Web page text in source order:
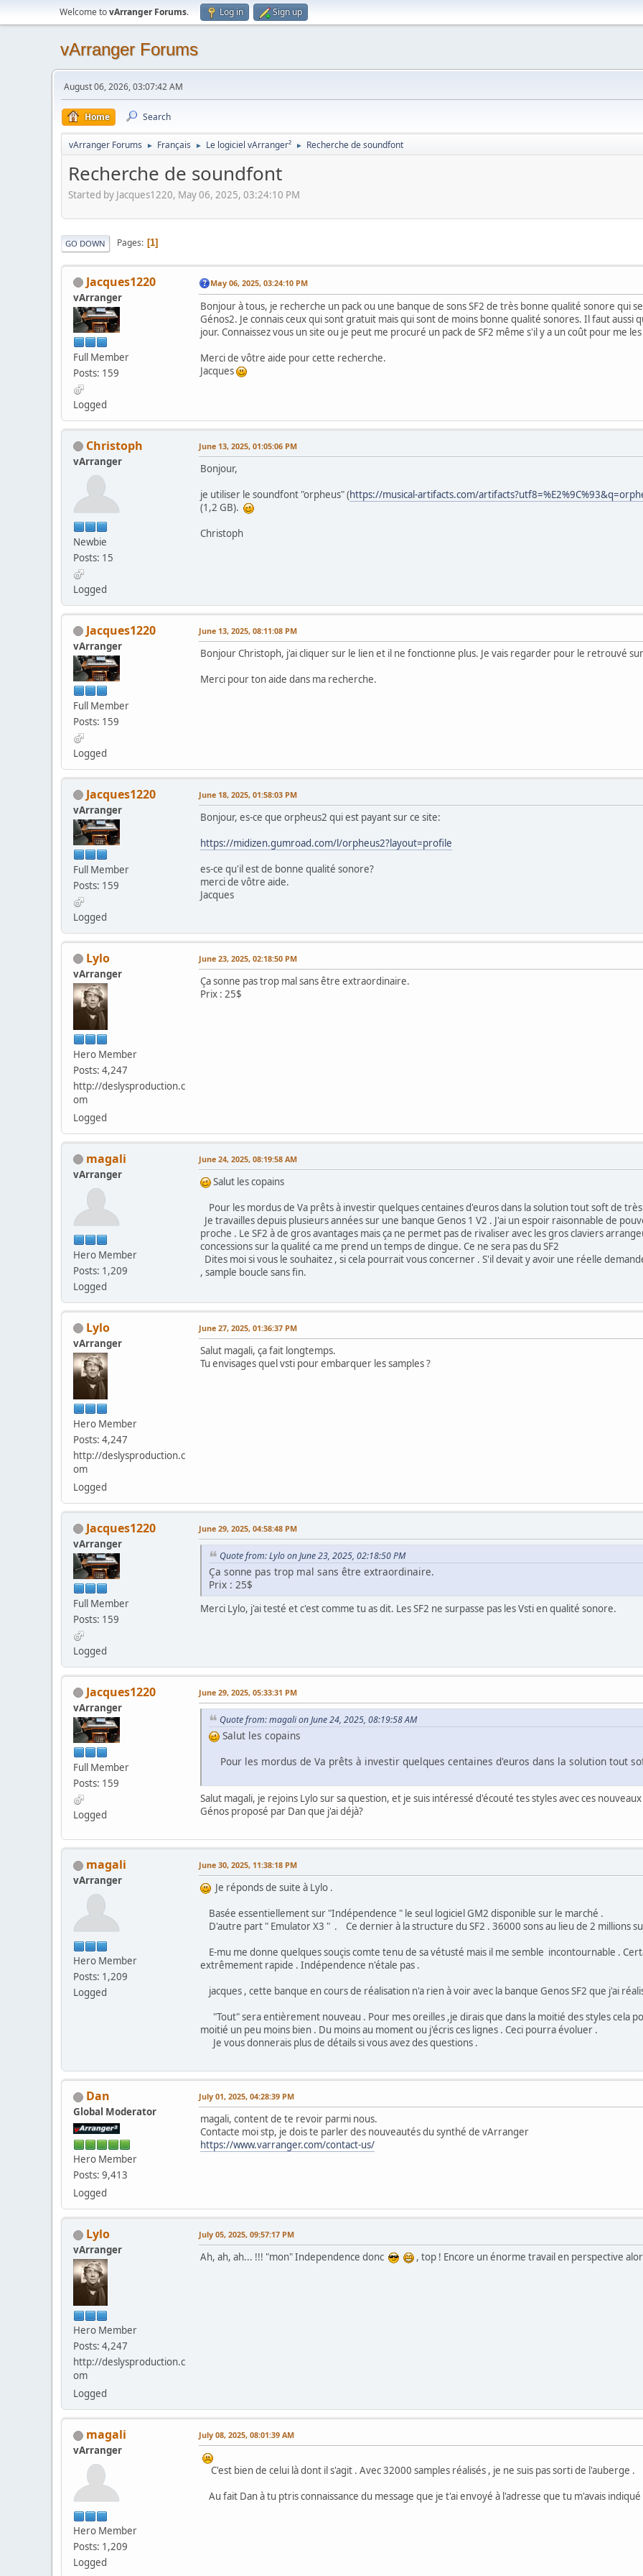
Welcome tovArranger Forums. Log in Sign up
vArranger Forums
August 06, 2026, 03:07:42 AM
Home Search
vArranger Forums ► Français ► Le logiciel vArranger² ► Recherche de soundfont
Recherche de soundfont
Started by Jacques1220, May 06, 2025, 03:24:10 PM
GO DOWN Pages 1
Jacques1220
vArranger
Full Member
Posts: 159
Logged
May 06, 2025, 03:24:10 PM
Bonjour à tous, je recherche un pack ou une banque de sons SF2 de très bonne qualité sonore qui
Génos2. Je connais ceux qui sont gratuit mais qui sont de moins bonne qualité sonores. Il faut aussi
jour. Connaissez vous un site ou je peut me procuré un pack de SF2 même s'il y a un coût pour me
Merci de vôtre aide pour cette recherche.
Jacques
Christoph
vArranger
Newbie
Posts: 15
Logged
June 13, 2025, 01:05:06 PM
Bonjour,
je utiliser le soundfont "orpheus" (https://musical-artifacts.com/
(1,2 GB).
Christoph
Jacques1220
vArranger
Full Member
Posts: 159
Logged
June 13, 2025, 08:11:08 PM
Bonjour Christoph, j'ai cliquer sur le lien et il ne fonctionne plus. Je vais regarder pour le retrouvé
Merci pour ton aide dans ma recherche.
Jacques1220
vArranger
Full Member
Posts: 159
Logged
June 18, 2025, 01:58:03 PM
Bonjour, es-ce que orpheus2 qui est payant sur ce site:
https://midizen.gumroad.com/l/orpheus2?layout=profile
es-ce qu'il est de bonne qualité sonore?
merci de vôtre aide.
Jacques
Lylo
vArranger
Hero Member
Posts: 4,247
http://deslysproduction.c
om
Logged
June 23, 2025, 02:18:50 PM
Ça sonne pas trop mal sans être extraordinaire.
Prix : 25$
magali
vArranger
Hero Member
Posts: 1,209
Logged
June 24, 2025, 08:19:58 AM
Salut les copains
Pour les mordus de Va prêts à investir quelques centaines d'euros dans la solution tout soft de
Je travailles depuis plusieurs années sur une banque Genos 1 V2 . J'ai un espoir raisonnable de
proche . Le SF2 à de gros avantages mais ça ne permet pas de rivaliser avec les gros claviers
concessions sur la qualité ca me prend un temps de dingue. Ce ne sera pas du SF2
Dites moi si vous le souhaitez , si cela pourrait vous concerner . S'il devait y avoir une réelle
, sample boucle sans fin.
Lylo
vArranger
Hero Member
Posts: 4,247
http://deslysproduction.c
om
Logged
June 27, 2025, 01:36:37 PM
Salut magali, ça fait longtemps.
Tu envisages quel vsti pour embarquer les samples ?
Jacques1220
vArranger
Full Member
Posts: 159
Logged
June 29, 2025, 04:58:48 PM
Quote from: Lylo on June 23, 2025, 02:18:50 PM
Ça sonne pas trop mal sans être extraordinaire.
Prix : 25$
Merci Lylo, j'ai testé et c'est comme tu as dit. Les SF2 ne surpasse pas les Vsti en qualité sonore.
Jacques1220
vArranger
Full Member
Posts: 159
Logged
June 29, 2025, 05:33:31 PM
Quote from: magali on June 24, 2025, 08:19:58 AM
Salut les copains
Pour les mordus de Va prêts à investir quelques centaines d'euros dans la solution tout
Salut magali, je rejoins Lylo sur sa question, et je suis intéressé d'écouté tes styles avec ces
Génos proposé par Dan que j'ai déjà?
magali
vArranger
Hero Member
Posts: 1,209
Logged
June 30, 2025, 11:38:18 PM
Je réponds de suite à Lylo .
Basée essentiellement sur "Indépendence " le seul logiciel GM2 disponible sur le marché .
D'autre part " Emulator X3 " . Ce dernier à la structure du SF2 . 36000 sons au lieu de 2 millions
E-mu me donne quelques souçis comte tenu de sa vétusté mais il me semble incontournable .
extrêmement rapide . Indépendence n'étale pas .
jacques , cette banque en cours de réalisation n'a rien à voir avec la banque Genos SF2 que j'ai
"Tout" sera entièrement nouveau . Pour mes oreilles ,je dirais que dans la moitié des styles cela
moitié un peu moins bien . Du moins au moment ou j'écris ces lignes . Ceci pourra évoluer .
Je vous donnerais plus de détails si vous avez des questions .
Dan
Global Moderator
Hero Member
Posts: 9,413
Logged
July 01, 2025, 04:28:39 PM
magali, content de te revoir parmi nous.
Contacte moi stp, je dois te parler des nouveautés du synthé de vArranger
https://www.varranger.com/contact-us/
Lylo
vArranger
Hero Member
Posts: 4,247
http://deslysproduction.c
om
Logged
July 05, 2025, 09:57:17 PM
Ah, ah, ah... !!! "mon" Independence donc , top ! Encore un énorme travail en perspective
magali
vArranger
Hero Member
Posts: 1,209
Logged
July 08, 2025, 08:01:39 AM
C'est bien de celui là dont il s'agit . Avec 32000 samples réalisés , je ne suis pas sorti de l'auberge .
Au fait Dan à tu ptris connaissance du message que je t'ai envoyé à l'adresse que tu m'avais